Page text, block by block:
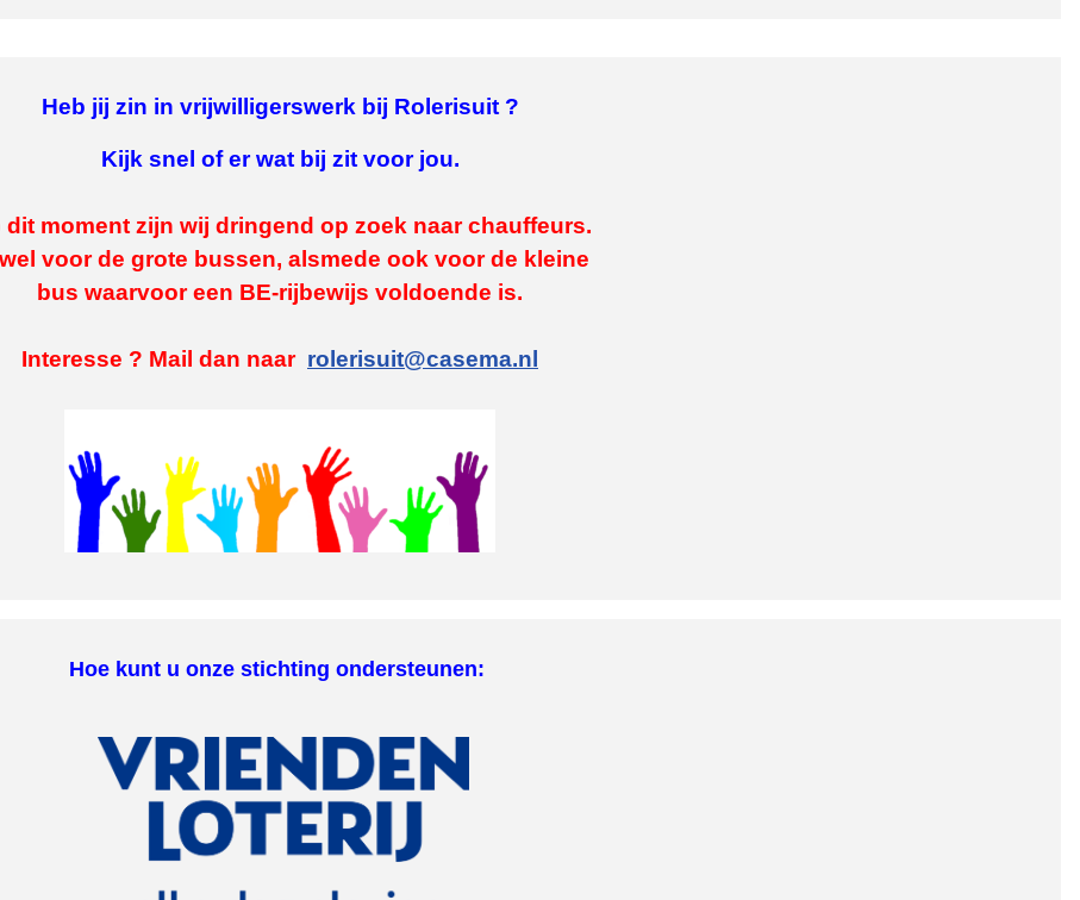
Heb jij zin in vrijwilligerswerk bij Rolerisuit ?
Kijk snel of er wat bij zit voor jou.
dit moment zijn wij dringend op zoek naar chauffeurs.
voor de grote bussen, alsmede ook voor de kleine
bus waarvoor een BE-rijbewijs voldoende is.
Interesse ? Mail dan naar rolerisuit@casema.nl
Hoe kunt u onze stichting ondersteunen: